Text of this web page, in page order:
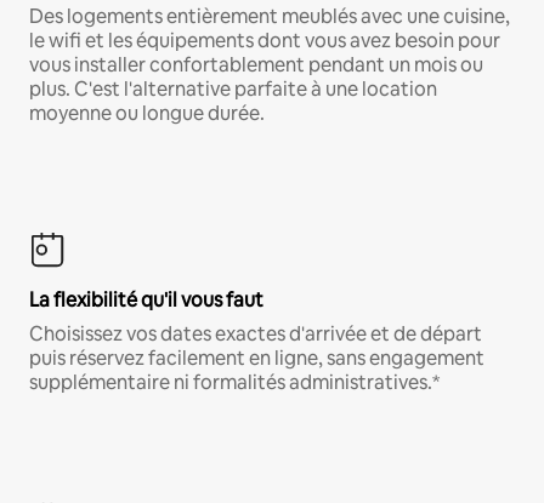
Des logements entièrement meublés avec une cuisine,
le wifi et les équipements dont vous avez besoin pour
vous installer confortablement pendant un mois ou
plus. C'est l'alternative parfaite à une location
moyenne ou longue durée.
La flexibilité qu'il vous faut
Choisissez vos dates exactes d'arrivée et de départ
puis réservez facilement en ligne, sans engagement
supplémentaire ni formalités administratives.*